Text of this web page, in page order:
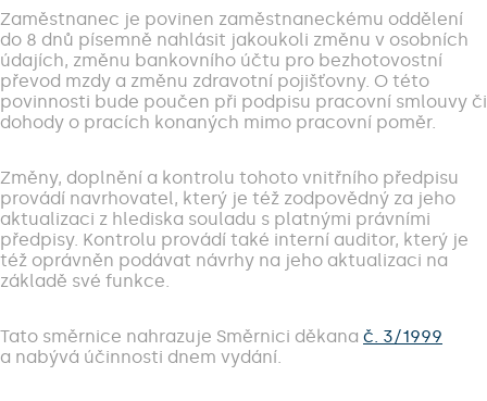
Zaměstnanec je povinen zaměstnaneckému oddělení
do 8 dnů písemně nahlásit jakoukoli změnu v osobních
údajích, změnu bankovního účtu pro bezhotovostní
převod mzdy a změnu zdravotní pojišťovny. O této
povinnosti bude poučen při podpisu pracovní smlouvy či
dohody o pracích konaných mimo pracovní poměr.
Změny, doplnění a kontrolu tohoto vnitřního předpisu
provádí navrhovatel, který je též zodpovědný za jeho
aktualizaci z hlediska souladu s platnými právními
předpisy. Kontrolu provádí také interní auditor, který je
též oprávněn podávat návrhy na jeho aktualizaci na
základě své funkce.
Tato směrnice nahrazuje Směrnici děkana č. 3/1999
a nabývá účinnosti dnem vydání.